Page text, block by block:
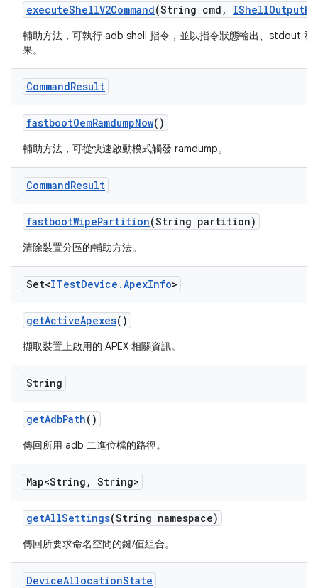
executeShellV2Command(String cmd , IShellOutput
輔助方法，可執行 adb shell 指令，並以指令狀態輸出、stdout
果。
CommandResult
fastbootOemRamdumpNow()
輔助方法，可從快速啟動模式觸發 ramdump。
CommandResult
fastbootWipePartition(String partition)
清除裝置分區的輔助方法。
Set<ITestDevice .ApexInfo>
getActiveApexes()
擷取裝置上啟用的 APEX 相關資訊。
String
getAdbPath()
傳回所用 adb 二進位檔的路徑。
Map<String , String>
getAllSettings(String namespace)
傳回所要求命名空間的鍵/值組合。
DeviceAllocationState